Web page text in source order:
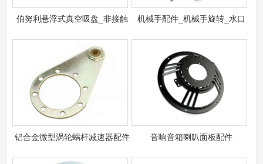
伯努利悬浮式真空吸盘_非接触 机械手配件_机械手旋转_水口
铝合金微型涡轮蜗杆减速器配件 音响音箱喇叭面板配件